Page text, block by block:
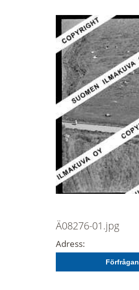
Ä08276-01.jpg
Adress:
Förfrågan